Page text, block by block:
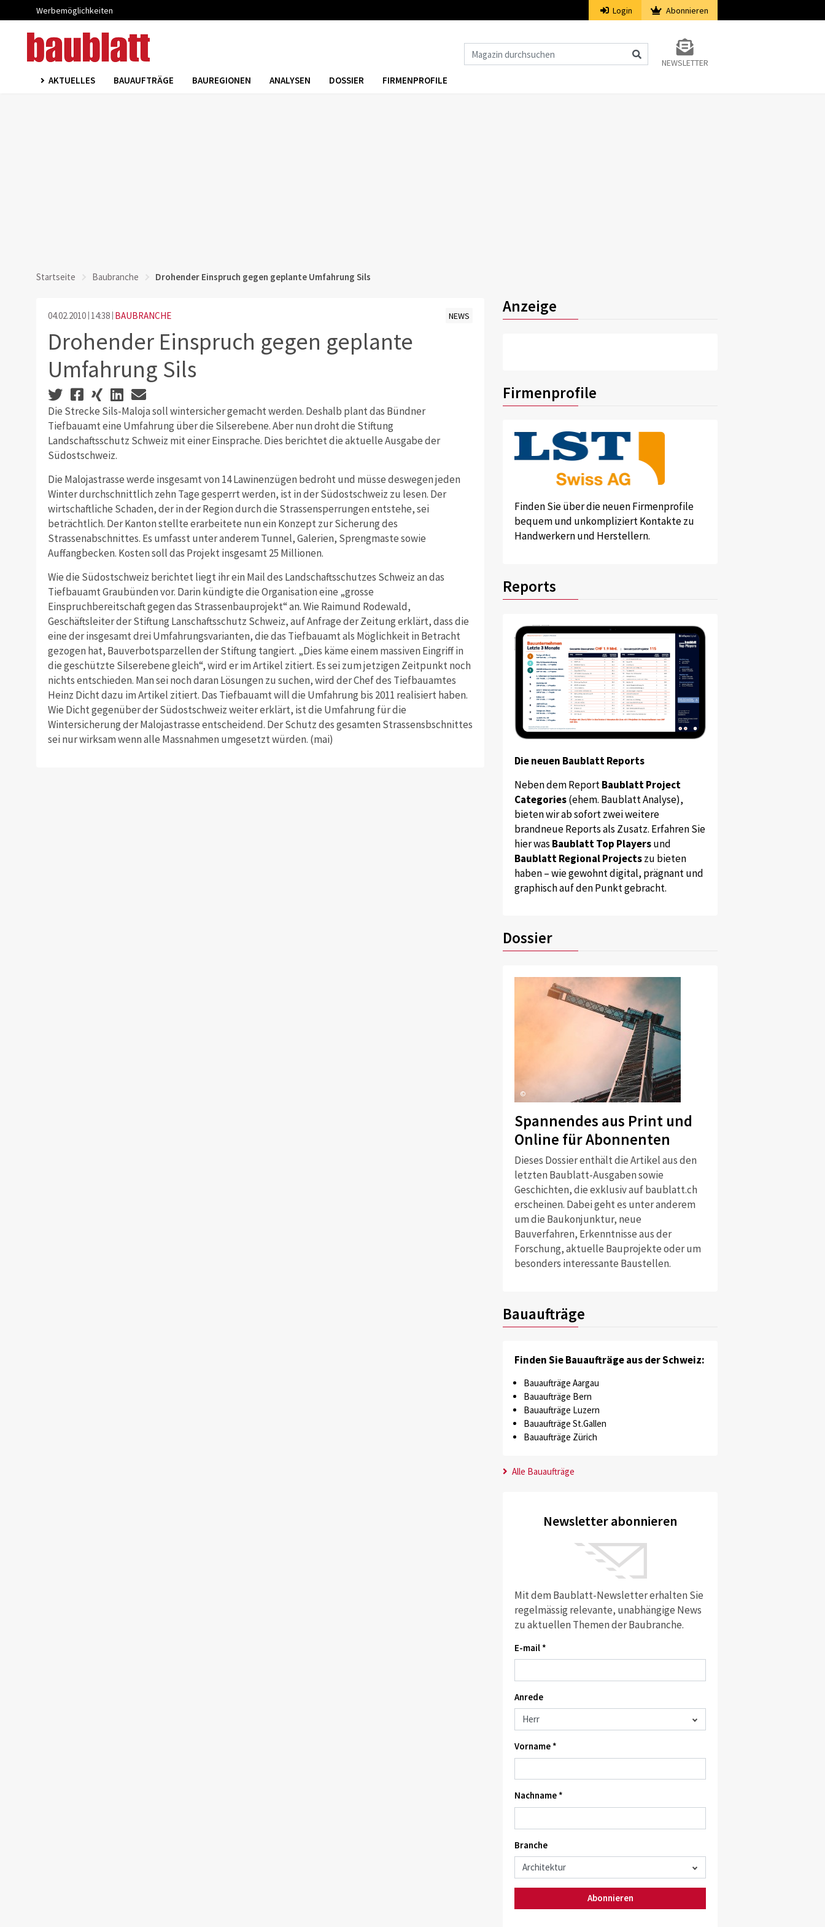
Werbemöglichkeiten Login Abonnieren
NEWSLETTER
AKTUELLES BAUAUFTRÄGE BAUREGIONEN ANALYSEN DOSSIER FIRMENPROFILE
Startseite Baubranche Drohender Einspruch gegen geplante Umfahrung Sils
04.02.2010 14:38 BAUBRANCHE NEWS
Drohender Einspruch gegen geplante
Umfahrung Sils
Die Strecke Sils-Maloja soll wintersicher gemacht werden. Deshalb plant das Bündner
Tiefbauamt eine Umfahrung über die Silserebene. Aber nun droht die Stiftung
Landschaftsschutz Schweiz mit einer Einsprache. Dies berichtet die aktuelle Ausgabe der
Südostschweiz.
Die Malojastrasse werde insgesamt von 14 Lawinenzügen bedroht und müsse deswegen jeden
Winter durchschnittlich zehn Tage gesperrt werden, ist in der Südostschweiz zu lesen. Der
wirtschaftliche Schaden, der in der Region durch die Strassensperrungen entstehe, sei
beträchtlich. Der Kanton stellte erarbeitete nun ein Konzept zur Sicherung des
Strassenabschnittes. Es umfasst unter anderem Tunnel, Galerien, Sprengmaste sowie
Auffangbecken. Kosten soll das Projekt insgesamt 25 Millionen.
Wie die Südostschweiz berichtet liegt ihr ein Mail des Landschaftsschutzes Schweiz an das
Tiefbauamt Graubünden vor. Darin kündigte die Organisation eine „grosse
Einspruchbereitschaft gegen das Strassenbauprojekt“ an. Wie Raimund Rodewald,
Geschäftsleiter der Stiftung Lanschaftsschutz Schweiz, auf Anfrage der Zeitung erklärt, dass die
eine der insgesamt drei Umfahrungsvarianten, die das Tiefbauamt als Möglichkeit in Betracht
gezogen hat, Bauverbotsparzellen der Stiftung tangiert. „Dies käme einem massiven Eingriff in
die geschützte Silserebene gleich“, wird er im Artikel zitiert. Es sei zum jetzigen Zeitpunkt noch
nichts entschieden. Man sei noch daran Lösungen zu suchen, wird der Chef des Tiefbauamtes
Heinz Dicht dazu im Artikel zitiert. Das Tiefbauamt will die Umfahrung bis 2011 realisiert haben.
Wie Dicht gegenüber der Südostschweiz weiter erklärt, ist die Umfahrung für die
Wintersicherung der Malojastrasse entscheidend. Der Schutz des gesamten Strassensbschnittes
sei nur wirksam wenn alle Massnahmen umgesetzt würden. (mai)
Anzeige
Firmenprofile
Finden Sie über die neuen Firmenprofile
bequem und unkompliziert Kontakte zu
Handwerkern und Herstellern.
Reports
Die neuen Baublatt Reports
Neben dem ReportBaublatt Project
Categories(ehem. Baublatt Analyse),
bieten wir ab sofort zwei weitere
brandneue Reports als Zusatz. Erfahren Sie
hier was Baublatt Top Playersund
Baublatt Regional Projectszu bieten
haben – wie gewohnt digital, prägnant und
graphisch auf den Punkt gebracht.
Dossier
©
Spannendes aus Print und
Online für Abonnenten
Dieses Dossier enthält die Artikel aus den
letzten Baublatt-Ausgaben sowie
Geschichten, die exklusiv auf baublatt.ch
erscheinen. Dabei geht es unter anderem
um die Baukonjunktur, neue
Bauverfahren, Erkenntnisse aus der
Forschung, aktuelle Bauprojekte oder um
besonders interessante Baustellen.
Bauaufträge
Finden Sie Bauaufträge aus der Schweiz:
Bauaufträge Aargau
Bauaufträge Bern
Bauaufträge Luzern
Bauaufträge St.Gallen
Bauaufträge Zürich
Alle Bauaufträge
Newsletter abonnieren
Mit dem Baublatt-Newsletter erhalten Sie
regelmässig relevante, unabhängige News
zu aktuellen Themen der Baubranche.
E-mail *
Anrede
Vorname *
Nachname *
Branche
Abonnieren